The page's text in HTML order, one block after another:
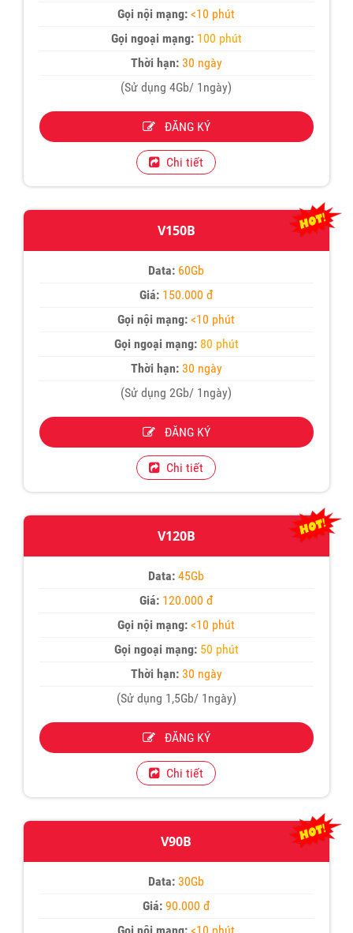
Gọi nội mạng: <10 phút
Gọi ngoại mạng: 100 phút
Thời hạn:30 ngày
(Sử dụng 4Gb/ 1ngày)
ĐĂNG KÝ
Chi tiết
V150B
Data: 60Gb
Giá: 150.000 đ
Gọi nội mạng: <10 phút
Gọi ngoại mạng: 80 phút
Thời hạn:30 ngày
(Sử dụng 2Gb/ 1ngày)
ĐĂNG KÝ
Chi tiết
V120B
Data: 45Gb
Giá: 120.000 đ
Gọi nội mạng: <10 phút
Gọi ngoại mạng: 50 phút
Thời hạn:30 ngày
(Sử dụng 1,5Gb/ 1ngày)
ĐĂNG KÝ
Chi tiết
V90B
Data: 30Gb
Giá:90.000 đ